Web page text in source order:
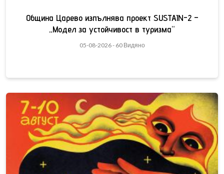
Община Царево изпълнява проект SUSTAIN-2 –
„Модел за устойчивост в туризма“
05-08-2026 - 60 Видяно